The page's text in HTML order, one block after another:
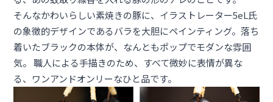
そんなかわいらしい素焼きの豚に、イラストレーター5eL氏
の象徴的デザインであるバラを大胆にペインティング。落ち
着いたブラックの本体が、なんともポップでモダンな雰囲
気。 職人による手描きのため、すべて微妙に表情が異な
る、ワンアンドオンリーなひと品です。